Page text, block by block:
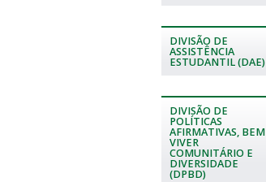
DIVISÃO DE
ASSISTÊNCIA
ESTUDANTIL (DAE)
DIVISÃO DE
POLÍTICAS
AFIRMATIVAS, BEM
VIVER
COMUNITÁRIO E
DIVERSIDADE
(DPBD)